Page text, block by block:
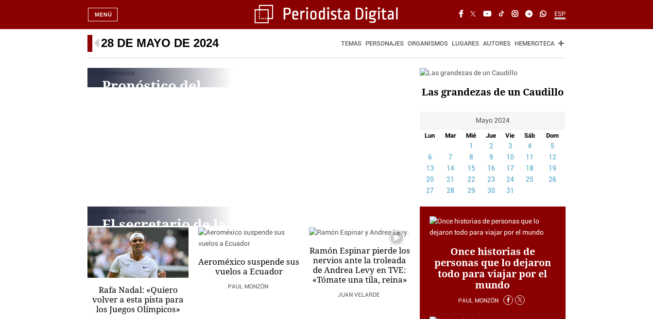
ESP
MENÚ
28 DE MAYO DE 2024 TEMAS PERSONAJES ORGANISMOS LUGARES AUTORES HEMEROTECA
Pronóstico del
Las grandezas de un Caudillo
Mayo 2024
Lun Mar Mié Jue Vie Sáb Dom
2 3 4
5
6
7 8 9 10
12
13
14 15 16 17 18
19
20
21 22 23 24 25
26
27
28 29 30 31
El secretario de la
ONU condena el
ataque israelí a
Rafah, pero no el
de los asesinos de
Hamás a Tel Aviv
Rafa Nadal: «Quiero
volver a esta pista para
los Juegos Olímpicos»
Aeroméxico suspende sus
vuelos a Ecuador
PAUL MONZÓN
Ramón Espinar pierde los
nervios ante la troleada
de Andrea Levy en TVE:
«Tómate una tila, reina»
JUAN VELARDE
Once historias de
personas que lo dejaron
todo para viajar por el
mundo
PAUL MONZÓN